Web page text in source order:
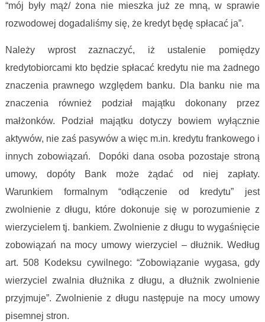
“mój były mąż/ żona nie mieszka już ze mną, w sprawie
rozwodowej dogadaliśmy się, że kredyt będę spłacać ja”.
Należy wprost zaznaczyć, iż ustalenie pomiędzy
kredytobiorcami kto będzie spłacać kredytu nie ma żadnego
znaczenia prawnego względem banku. Dla banku nie ma
znaczenia również podział majątku dokonany przez
małżonków. Podział majątku dotyczy bowiem wyłącznie
aktywów, nie zaś pasywów a więc m.in. kredytu frankowego i
innych zobowiązań. Dopóki dana osoba pozostaje stroną
umowy, dopóty Bank może żądać od niej zapłaty.
Warunkiem formalnym “odłączenie od kredytu” jest
zwolnienie z długu, które dokonuje się w porozumienie z
wierzycielem tj. bankiem. Zwolnienie z długu to wygaśnięcie
zobowiązań na mocy umowy wierzyciel – dłużnik. Według
art. 508 Kodeksu cywilnego: “Zobowiązanie wygasa, gdy
wierzyciel zwalnia dłużnika z długu, a dłużnik zwolnienie
przyjmuje”. Zwolnienie z długu następuje na mocy umowy
pisemnej stron.